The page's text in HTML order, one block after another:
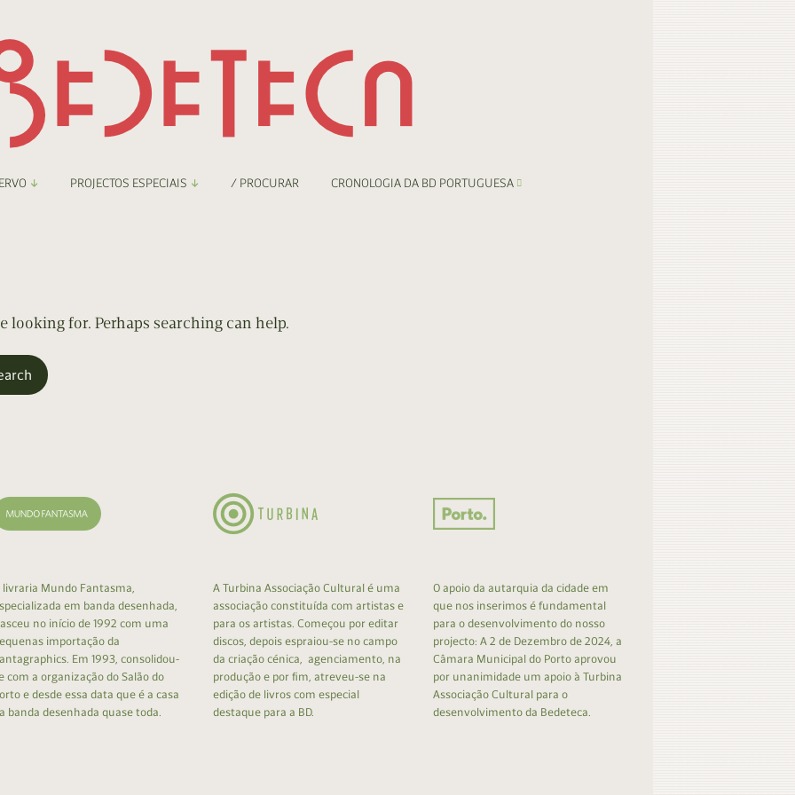
Digital
PROJECTOS ESPECIAIS / PROCURAR CRONOLOGIA DA BD PORTUGUESA
looking for. Perhaps searching can help.
livraria Mundo Fantasma,
em banda desenhada,
no início de 1992 com uma
importação da
Em 1993, consolidou-
com a organização do Salão do
e desde essa data que é a casa
banda desenhada quase toda.
A Turbina Associação Cultural é uma
associação constituída com artistas e
para os artistas. Começou por editar
discos, depois espraiou-se no campo
da criação cénica, agenciamento, na
produção e por fim, atreveu-se na
edição de livros com especial
destaque para a BD.
O apoio da autarquia da cidade em
que nos inserimos é fundamental
para o desenvolvimento do nosso
projecto: A 2 de Dezembro de 2024, a
Câmara Municipal do Porto aprovou
por unanimidade um apoio à Turbina
Associação Cultural para o
desenvolvimento da Bedeteca.